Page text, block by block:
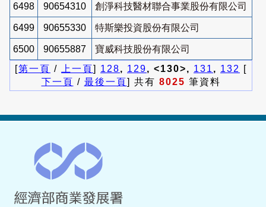
6498 90654310 創淨科技醫材聯合事業股份有限公司
6499 90655330 特斯樂投資股份有限公司
6500 90655887
寶威科技股份有限公司
[第一頁 / 上一頁] 128, 129, <130>, 131 , 132
[
下一頁 / 最後一頁] 共有 8025 筆資料